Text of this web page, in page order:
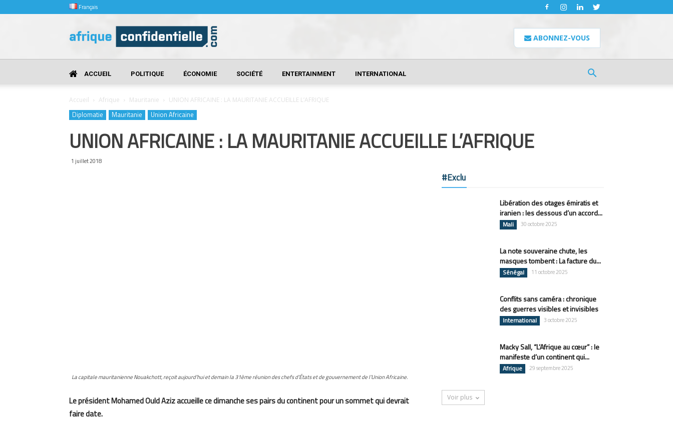
Français
Confidentielle
ABONNEZ-VOUS
ACCUEIL POLITIQUE ÉCONOMIE SOCIÉTÉ ENTERTAINMENT INTERNATIONAL
Accueil Afrique Mauritanie UNION AFRICAINE : LA MAURITANIE ACCUEILLE L’AFRIQUE
Diplomatie Mauritanie Union Africaine
UNION AFRICAINE : LA MAURITANIE ACCUEILLE L’AFRIQUE
1 juillet 2018
La capitale mauritanienne Nouakchott, reçoit aujourd’hui et demain la 31ème réunion des chefs d’États et de gouvernement de l’Union Africaine.
Le président Mohamed Ould Aziz accueille ce dimanche ses pairs du continent pour un sommet qui devrait
faire date.
#Exclu
Libération des otages émiratis et
iranien : les dessous d’un accord...
Mali 30 octobre 2025
La note souveraine chute, les
masques tombent : La facture du...
Sénégal 11 octobre 2025
Conflits sans caméra : chronique
des guerres visibles et invisibles
International 3 octobre 2025
Macky Sall, “L’Afrique au cœur” : le
manifeste d’un continent qui...
Afrique 29 septembre 2025
Voir plus